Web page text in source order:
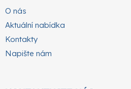
O nás
Aktuální nabídka
Kontakty
Napište nám